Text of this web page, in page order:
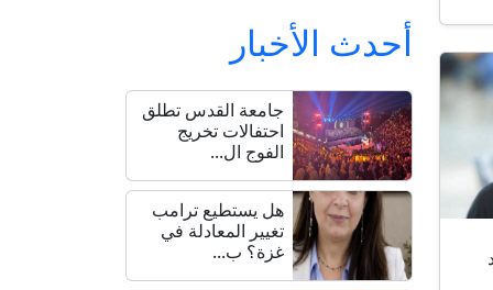
أحدث الأخبار
جامعة القدس تطلق
احتفالات تخريج
الفوج ال...
هل يستطيع ترامب
تغيير المعادلة في
غزة؟ ب...